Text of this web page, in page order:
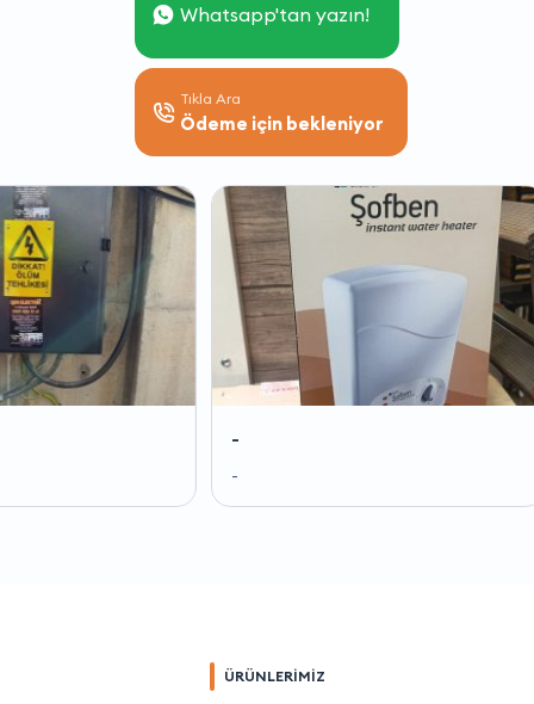
Whatsapp'tan yazın!
Tıkla Ara
Ödeme için bekleniyor
ÜRÜNLERİMİZ